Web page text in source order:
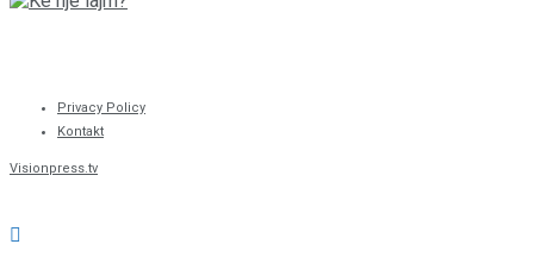
Privacy Policy
Kontakt
Visionpress.tv